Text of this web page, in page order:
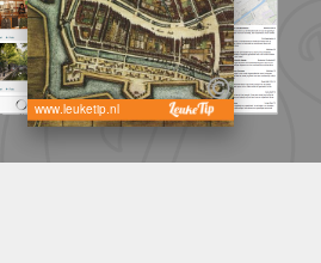
www.leuketip.nl